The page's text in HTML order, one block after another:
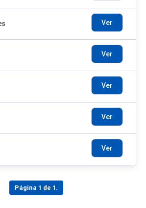
Ver
Ver
Ver
Ver
Ver
Página 1 de 1.